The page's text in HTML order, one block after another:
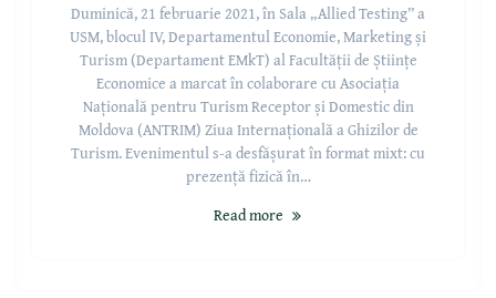
Duminică, 21 februarie 2021, în Sala „Allied Testing” a
USM, blocul IV, Departamentul Economie, Marketing și
Turism (Departament EMkT) al Facultății de Științe
Economice a marcat în colaborare cu Asociația
Națională pentru Turism Receptor și Domestic din
Moldova (ANTRIM) Ziua Internațională a Ghizilor de
Turism. Evenimentul s-a desfășurat în format mixt: cu
prezență fizică în…
Read more